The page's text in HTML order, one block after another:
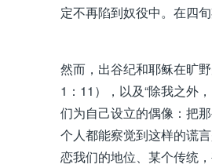
定不再陷到奴役中。在四
然而，出谷纪和耶稣在旷
1：11），以及“除我之外
们为自己设立的偶像：把
个人都能察觉到这样的谎
恋我们的地位、某个传统